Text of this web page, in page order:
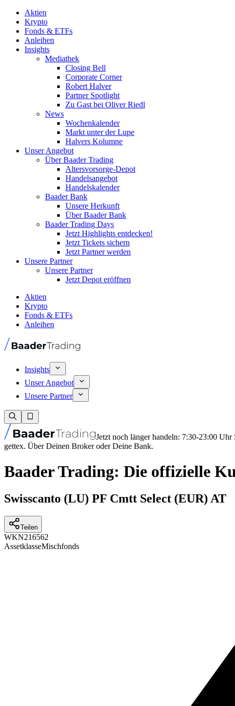
Aktien
Krypto
Fonds & ETFs
Anleihen
Insights
Mediathek
Closing Bell
Corporate Corner
Robert Halver
Partner Spotlight
Zu Gast bei Oliver Riedl
News
Wochenkalender
Markt unter der Lupe
Halvers Kolumne
Unser Angebot
Über Baader Trading
Altersvorsorge-Depot
Handelsangebot
Handelskalender
Baader Bank
Unsere Herkunft
Über Baader Bank
Baader Trading Days
Jetzt Highlights entdecken!
Jetzt Tickets sichern
Jetzt Partner werden
Unsere Partner
Unsere Partner
Jetzt Depot eröffnen
Aktien
Krypto
Fonds & ETFs
Anleihen
Insights
Unser Angebot
Unsere Partner
Jetzt noch länger handeln: 7:30-23:00 Uhr
gettex. Über Deinen Broker oder Deine Bank.
Baader Trading: Die offizielle
Swisscanto (LU) PF Cmtt Select (EUR) AT
Teilen
WKN216562
AssetklasseMischfonds